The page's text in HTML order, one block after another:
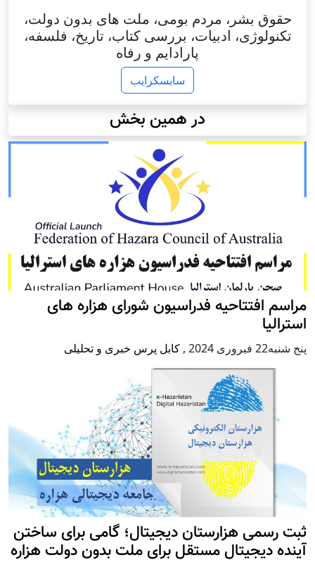
حقوق بشر، مردم بومی، ملت های بدون دولت،
تکنولوژی، ادبیات، بررسی کتاب، تاریخ، فلسفه،
پارادایم و رفاه
سابسکرایب
در همین بخش
مراسم افتتاحیه فدراسیون شورای هزاره های
استرالیا
پنج شنبه22 فبروری 2024 , کابل پرس خبری و تحلیلی
ثبت رسمی هزارستان دیجیتال؛ گامی برای ساختن
آینده دیجیتال مستقل برای ملت بدون دولت هزاره